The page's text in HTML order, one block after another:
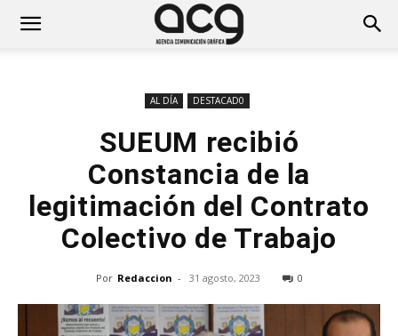
AL DÍA DESTACAD0
SUEUM recibió
Constancia de la
legitimación del Contrato
Colectivo de Trabajo
Por Redaccion - 31 agosto, 2023 0